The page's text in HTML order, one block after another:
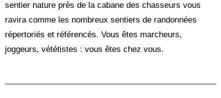
sentier nature près de la cabane des chasseurs vous
ravira comme les nombreux sentiers de randonnées
répertoriés et référencés. Vous êtes marcheurs,
joggeurs, vététistes : vous êtes chez vous.